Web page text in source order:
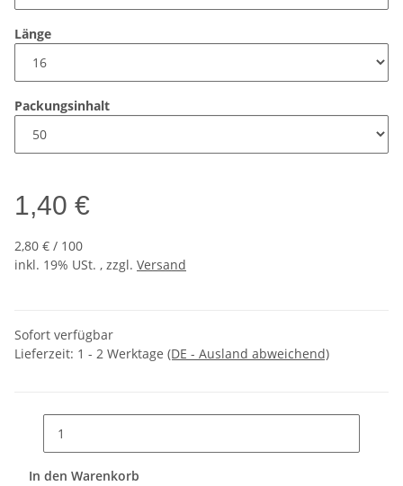
Länge
Packungsinhalt
1,40 €
2,80 € / 100
inkl. 19% USt. , zzgl. Versand
Sofort verfügbar
Lieferzeit: 1 - 2 Werktage (DE - Ausland abweichend)
In den Warenkorb